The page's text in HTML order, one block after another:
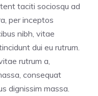
taciti sociosqu ad
per inceptos
nibh, vitae
dui eu rutrum.
rutrum a,
consequat
dignissim massa.